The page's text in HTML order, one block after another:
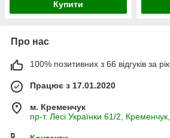
Купити
Про нас
100% позитивних з 66 відгуків за рік
Працює з 17.01.2020
м. Кременчук
пр-т. Лесі Українки 61/2,